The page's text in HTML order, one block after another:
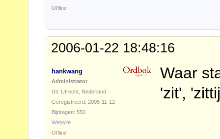
Offline
2006-01-22 18:48:16
hankwang
Administrator
Uit: Utrecht, Nederland
Geregistreerd: 2005-11-12
Bijdragen: 550
Website
Waar
'zit',
Offline